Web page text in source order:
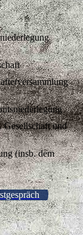
Gesellschaft und
(insb. dem